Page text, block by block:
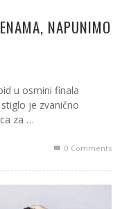
NAPUNIMO
u osmini finala
je zvanično
za …
0 Comments